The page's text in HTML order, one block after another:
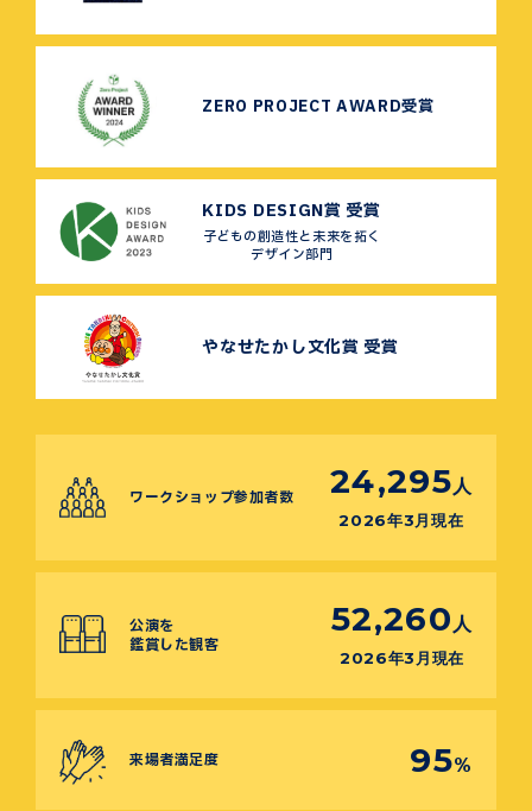
ZERO PROJECT AWARD受賞
KIDS DESIGN賞 受賞
子どもの創造性と未来を拓く
デザイン部門
やなせたかし文化賞 受賞
ワークショップ参加者数 24,295 人
2026年3月現在
公演を
鑑賞した観客
52,260 人
2026年3月現在
来場者満足度 95%